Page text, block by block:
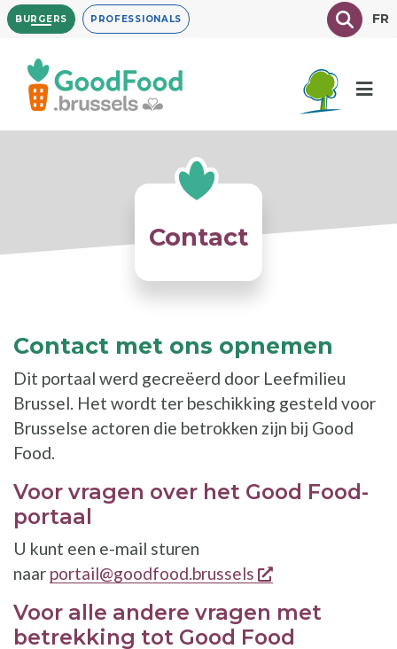
Overslaan
en
inhoud
gaan
BURGERS PROFESSIONALS TexteFR
Contact
Contact met ons opnemen
Dit portaal werd gecreëerd door Leefmilieu
Brussel. Het wordt ter beschikking gesteld voor
Brusselse actoren die betrokken zijn bij Good
Food.
Voor vragen over het Good Food-
portaal
U kunt een e-mail sturen
naar portail@goodfood.brussels opent een
Voor alle andere vragen met
betrekking tot Good Food